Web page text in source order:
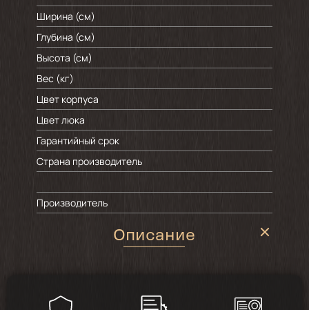
Ширина (см)
Глубина (см)
Высота (см)
Вес (кг)
Цвет корпуса
Цвет люка
Гарантийный срок
Страна производитель
Производитель
Описание